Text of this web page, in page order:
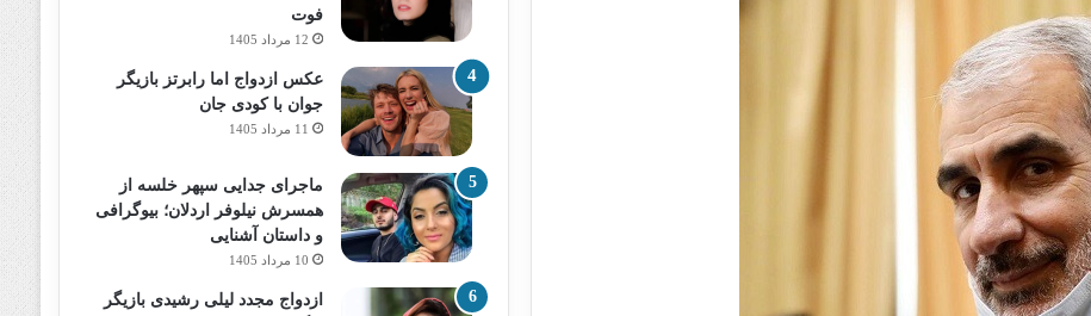
فوت
12 مرداد 1405
عکس ازدواج اما رابرتز بازیگر
جوان با کودی جان
11 مرداد 1405
ماجرای جدایی سپهر خلسه از
همسرش نیلوفر اردلان؛ بیوگرافی
و داستان آشنایی
10 مرداد 1405
ازدواج مجدد لیلی رشیدی بازیگر